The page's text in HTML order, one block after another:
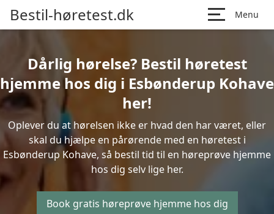
Bestil-høretest.dk Menu
Dårlig hørelse? Bestil høretest
hjemme hos dig i Esbønderup Kohave
her!
Oplever du at hørelsen ikke er hvad den har været, eller
skal du hjælpe en pårørende med en høretest i
Esbønderup Kohave, så bestil tid til en høreprøve hjemme
hos dig selv lige her.
Book gratis høreprøve hjemme hos dig